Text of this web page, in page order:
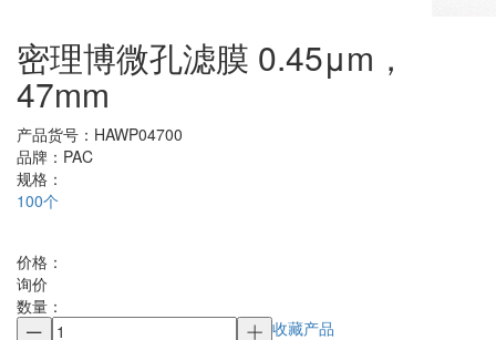
密理博微孔滤膜 0.45μm，
47mm
产品货号： HAWP04700
品牌： PAC
规格：
100个
价格：
询价
数量：
收藏产品